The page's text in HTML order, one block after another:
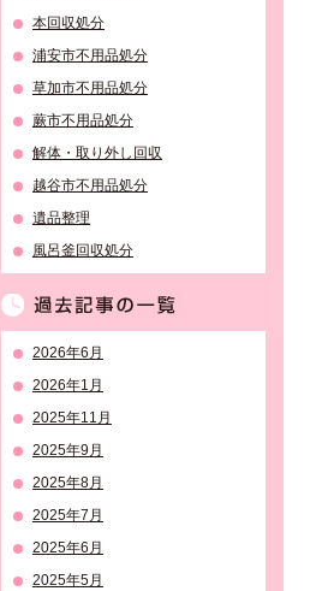
本回収処分
浦安市不用品処分
草加市不用品処分
蕨市不用品処分
解体・取り外し回収
越谷市不用品処分
遺品整理
風呂釜回収処分
2026年6月
2026年1月
2025年11月
2025年9月
2025年8月
2025年7月
2025年6月
2025年5月